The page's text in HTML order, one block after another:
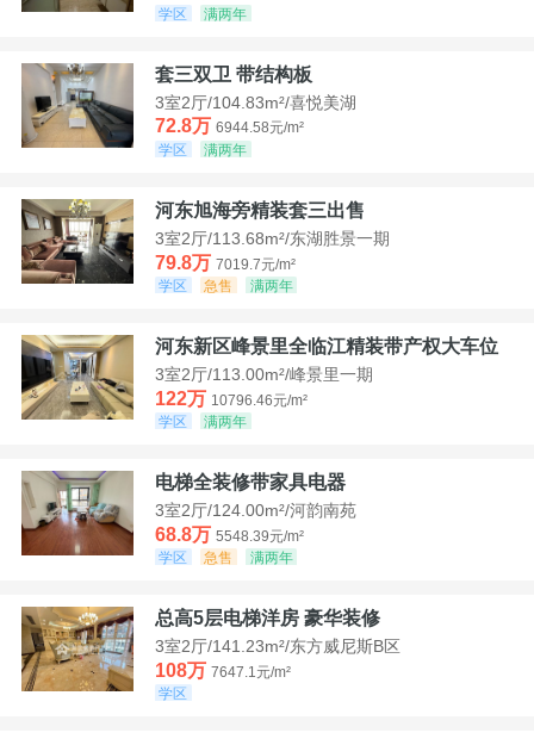
学区
满两年
套三双卫 带结构板
3室2厅/104.83m²/喜悦美湖
72.8万 6944.58元/m²
学区
满两年
河东旭海旁精装套三出售
3室2厅/113.68m²/东湖胜景一期
79.8万 7019.7元/m²
学区
急售 满两年
河东新区峰景里全临江精装带产权大车位
3室2厅/113.00m²/峰景里一期
122万 10796.46元/m²
学区
满两年
电梯全装修带家具电器
3室2厅/124.00m²/河韵南苑
68.8万 5548.39元/m²
学区
急售 满两年
总高5层电梯洋房 豪华装修
3室2厅/141.23m²/东方威尼斯B区
108万 7647.1元/m²
学区